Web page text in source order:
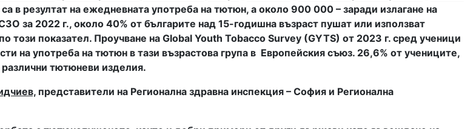
в резултат на ежедневната употреба на тютюн, а около 900 000 – заради излагане на
за 2022 г., около 40% от българите над 15-годишна възраст пушат или използват
този показател. Проучване на Global Youth Tobacco Survey (GYTS) от 2023 г. сред ученици
на употреба на тютюн в тази възрастова група в Европейския съюз. 26,6% от учениците,
тютюневи изделия.
представители на Регионална здравна инспекция – София и Регионална